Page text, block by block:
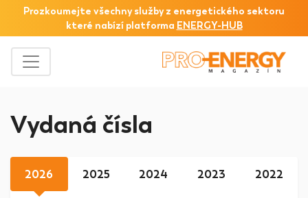
Prozkoumejte všechny služby z energetického sektoru
které nabízí platforma ENERGY-HUB
Vydaná čísla
2026 2025 2024 2023 2022